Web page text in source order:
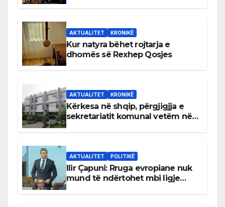
AKTUALITET KRONIKË
Kur natyra bëhet rojtarja e
dhomës së Rexhep Qosjes
AKTUALITET KRONIKË
Kërkesa në shqip, përgjigjja e
sekretariatit komunal vetëm në
AKTUALITET POLITIKË
Ilir Çapuni: Rruga evropiane nuk
mund të ndërtohet mbi ligje